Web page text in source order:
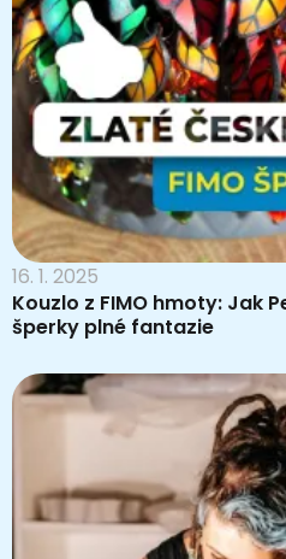
16. 1. 2025
Kouzlo z FIMO hmoty: Jak
šperky plné fantazie